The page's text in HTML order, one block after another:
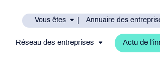
Vous êtes Annuaire des
Réseau des entreprises Actu de